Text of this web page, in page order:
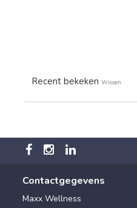
Recent bekeken Wissen
Contactgegevens
Maxx Wellness